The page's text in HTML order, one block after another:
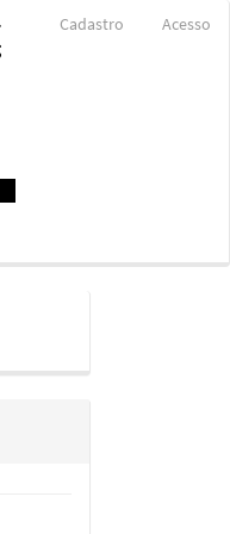
Cadastro Acesso